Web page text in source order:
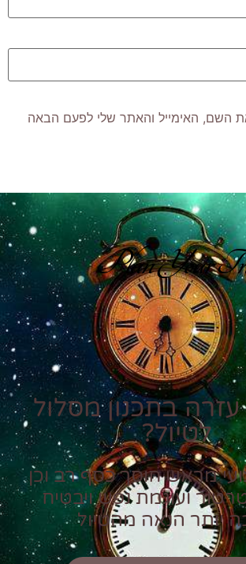
השם, האימייל והאתר שלי לפעם הבאה
Plan Your
עזרה בתכנון מסלול
לטיול?
מראש חוסך כסף רב וכן
ועוגמת נפש ויבטיח
יותר הנאה מהטיול